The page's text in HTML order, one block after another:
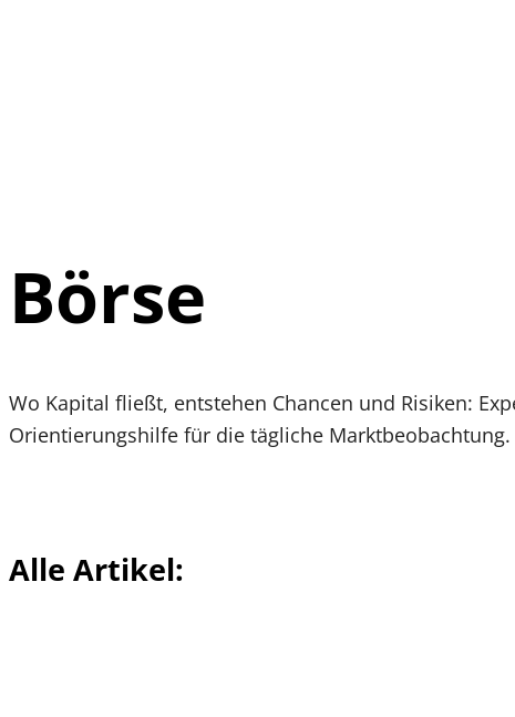
Börse
Wo Kapital fließt, entstehen Chancen und Risiken:
Orientierungshilfe für die tägliche Marktbeobachtung.
Alle Artikel: